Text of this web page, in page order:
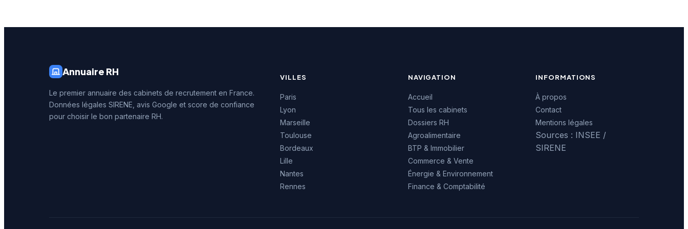
auprès des entreprises
économique de la Côte
Annuaire RH
Le premier annuaire des cabinets de recrutement en France.
Données légales SIRENE, avis Google et score de confiance
pour choisir le bon partenaire RH.
VILLES
Paris
Lyon
Marseille
Toulouse
Bordeaux
Lille
Nantes
Rennes
NAVIGATION
Accueil
Tous les cabinets
Dossiers RH
Agroalimentaire
BTP & Immobilier
Commerce & Vente
Énergie & Environnement
Finance & Comptabilité
INFORMATIONS
À propos
Contact
Mentions légales
Sources : INSEE /
SIRENE